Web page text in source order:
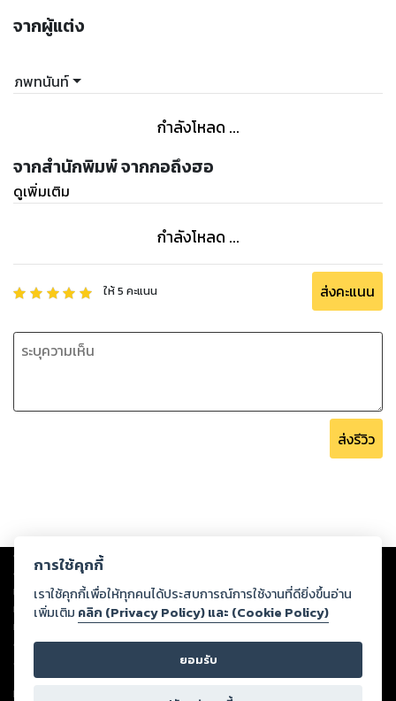
พริบ การบริหารคน และการสงครามตามตำราพิชัยสงคราม
ระหว่างทางหนิงเทียนจะต้องเจอกับอะไรบ้าง??
เชิญติดตามได้ในเล่มเลย!!
จากผู้แต่ง
ภพทนันท์
กำลังโหลด ...
จากสำนักพิมพ์ จากกอถึงฮอ
ดูเพิ่มเติม
กำลังโหลด ...
ให้5 คะแนน ส่งคะแนน
ส่งรีวิว
Copyright © 2026
ต่อผลงานหรือเนื้อหาใดที่อัปโหลดผ่านเว็บไซต์และปรากฏว่าละเมิดสิทธิใน
ทรัพย์สินทางปัญญาของบุคคลอื่นหรือขัดต่อกฎหมายและศีลธรรม ดังนั้น ผู้อ่าน
ทุกท่านโปรดใช้วิจารณญาณในการกลั่นกรองด้วยตนเอง และหากท่านพบว่าส่วน
หนึ่งส่วนใดขัดต่อกฎหมายและศีลธรรม กรุณาแจ้งมายังบริษัท เพื่อทีมงานจะได้
ดำเนินการในทันที ทั้งนี้ ทางสตอรี่ล็อกขอสงวนลิขสิทธิ์ตามพระราชบัญญัติ
ลิขสิทธิ์ พ.ศ. 2537 (ฉบับล่าสุด)
For support: member@ookbee.com
การใช้คุกกี้
เราใช้คุกกี้เพื่อให้ทุกคนได้ประสบการณ์การใช้งานที่ดียิ่งขึ้นอ่าน
เพิ่มเติม คลิก (Privacy Policy) และ (Cookie Policy)
ยอมรับ